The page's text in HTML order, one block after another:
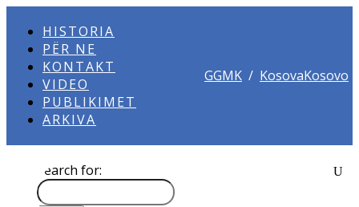
HISTORIA
PËR NE
KONTAKT
VIDEO
PUBLIKIMET
ARKIVA
GGMK / KosovaKosovo
Search for: